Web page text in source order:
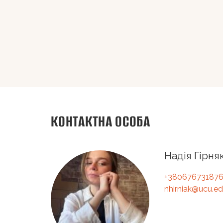
КОНТАКТНА ОСОБА
Надія
+380676731876